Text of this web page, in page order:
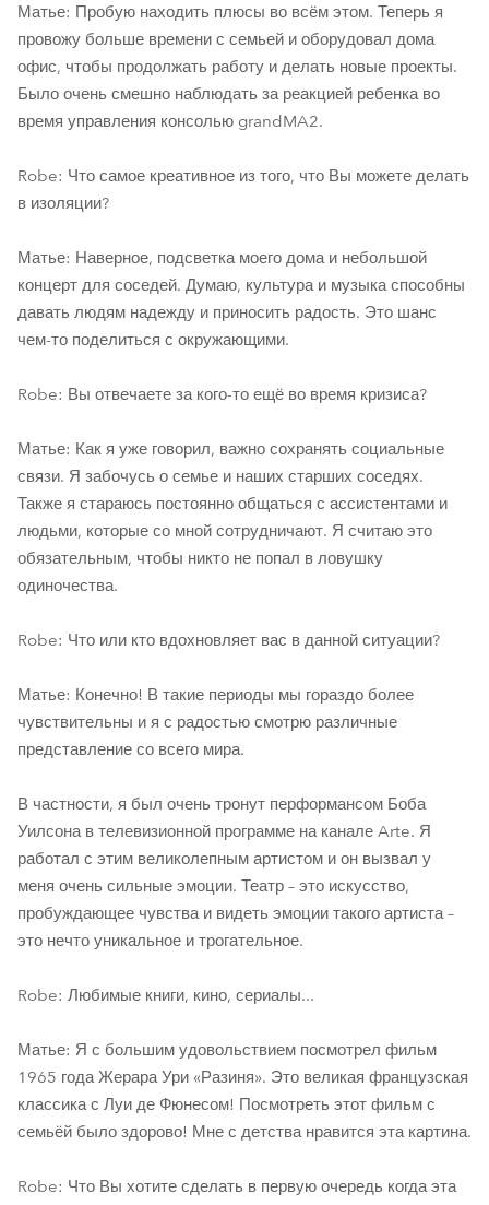
Матье: Пробую находить плюсы во всём этом. Теперь я
провожу больше времени с семьей и оборудовал дома
офис, чтобы продолжать работу и делать новые проекты.
Было очень смешно наблюдать за реакцией ребенка во
время управления консолью grandMA2.
Robe: Что самое креативное из того, что Вы можете делать
в изоляции?
Матье: Наверное, подсветка моего дома и небольшой
концерт для соседей. Думаю, культура и музыка способны
давать людям надежду и приносить радость. Это шанс
чем-то поделиться с окружающими.
Robe: Вы отвечаете за кого-то ещё во время кризиса?
Матье: Как я уже говорил, важно сохранять социальные
связи. Я забочусь о семье и наших старших соседях.
Также я стараюсь постоянно общаться с ассистентами и
людьми, которые со мной сотрудничают. Я считаю это
обязательным, чтобы никто не попал в ловушку
одиночества.
Robe: Что или кто вдохновляет вас в данной ситуации?
Матье: Конечно! В такие периоды мы гораздо более
чувствительны и я с радостью смотрю различные
представление со всего мира.
В частности, я был очень тронут перформансом Боба
Уилсона в телевизионной программе на канале Arte. Я
работал с этим великолепным артистом и он вызвал у
меня очень сильные эмоции. Театр – это искусство,
пробуждающее чувства и видеть эмоции такого артиста –
это нечто уникальное и трогательное.
Robe: Любимые книги, кино, сериалы...
Матье: Я с большим удовольствием посмотрел фильм
1965 года Жерара Ури «Разиня». Это великая французская
классика с Луи де Фюнесом! Посмотреть этот фильм с
семьёй было здорово! Мне с детства нравится эта картина.
Robe: Что Вы хотите сделать в первую очередь когда эта